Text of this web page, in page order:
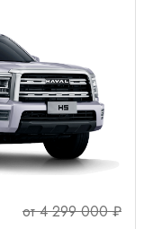
от 4 299 000 ₽